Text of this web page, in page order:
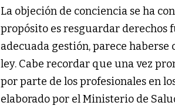
La objeción de conciencia se ha
propósito es resguardar derechos
adecuada gestión, parece
ley. Cabe recordar que una vez
por parte de los profesionales en
elaborado por el Ministerio de